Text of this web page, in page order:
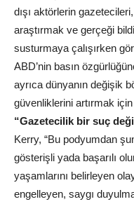
dışı aktörlerin
araştırmak ve gerçeği
susturmaya çalışırken
ABD’nin basın
ayrıca dünyanın değişik
güvenliklerini artırmak için
“Gazetecilik bir suç
Kerry, “Bu podyumdan
gösterişli yada başarılı
yaşamlarını belirleyen
engelleyen, saygı